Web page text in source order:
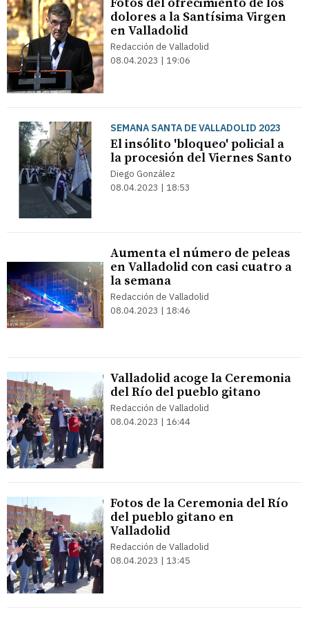
dolores a la Santísima Virgen
en Valladolid
Redacción de Valladolid
08.04.2023 | 19:06
SEMANA SANTA DE VALLADOLID 2023
El insólito 'bloqueo' policial a
la procesión del Viernes Santo
Diego González
08.04.2023 | 18:53
Aumenta el número de peleas
en Valladolid con casi cuatro a
la semana
Redacción de Valladolid
08.04.2023 | 18:46
Valladolid acoge la Ceremonia
del Río del pueblo gitano
Redacción de Valladolid
08.04.2023 | 16:44
Fotos de la Ceremonia del Río
del pueblo gitano en
Valladolid
Redacción de Valladolid
08.04.2023 | 13:45